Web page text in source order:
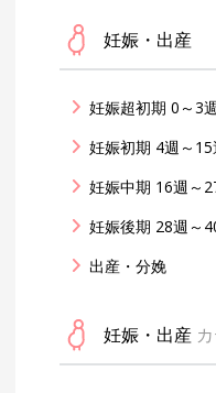
妊娠・出産
妊娠超初期 0～3週
妊娠初期 4週～15
妊娠中期 16週～
妊娠後期 28週～
出産・分娩
妊娠・出産